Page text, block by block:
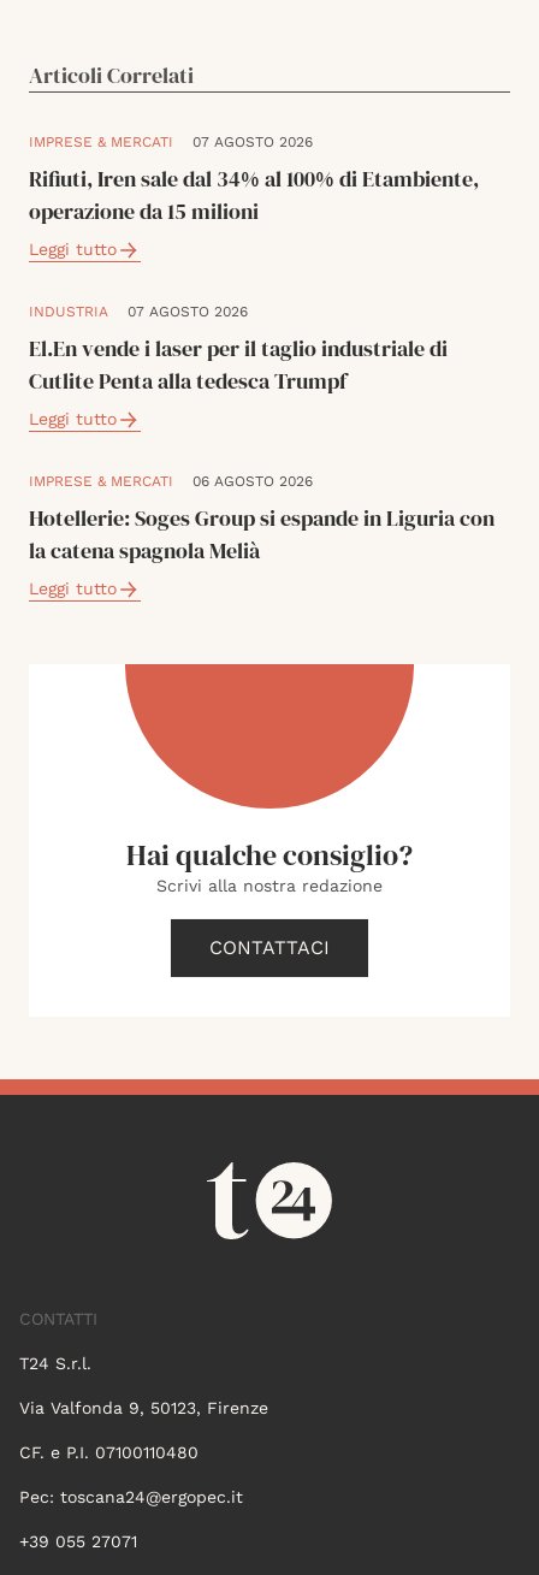
Articoli Correlati
IMPRESE & MERCATI 07 AGOSTO 2026
Rifiuti, Iren sale dal 34% al 100% di Etambiente,
operazione da 15 milioni
Leggi tutto
INDUSTRIA 07 AGOSTO 2026
El.En vende i laser per il taglio industriale di
Cutlite Penta alla tedesca Trumpf
Leggi tutto
IMPRESE & MERCATI 06 AGOSTO 2026
Hotellerie: Soges Group si espande in Liguria con
la catena spagnola Melià
Leggi tutto
Hai qualche consiglio?
Scrivi alla nostra redazione
CONTATTACI
CONTATTI
T24 S.r.l.
Via Valfonda 9, 50123, Firenze
CF. e P.I. 07100110480
Pec: toscana24@ergopec.it
+39 055 27071